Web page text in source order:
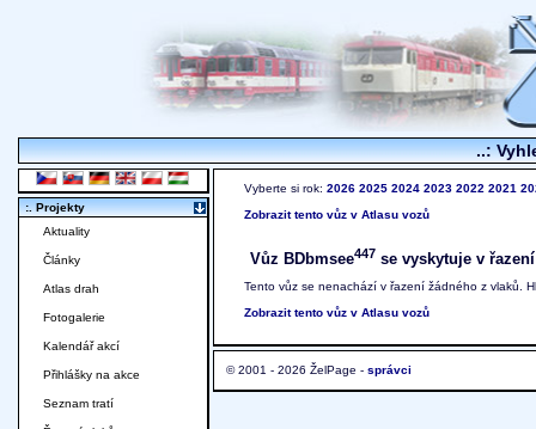
..:
Vyberte si rok: 2026 2025 2024 2023 2022 2021
Zobrazit tento vůz v Atlasu vozů
Vůz BDbmsee447 se vyskytuje v
Tento vůz se nenachází v řazení žádného z vlaků.
Zobrazit tento vůz v Atlasu vozů
© 2001 - 2026 ŽelPage - správci
:. Projekty
Aktuality
Články
Atlas drah
Fotogalerie
Kalendář akcí
Přihlášky na akce
Seznam tratí